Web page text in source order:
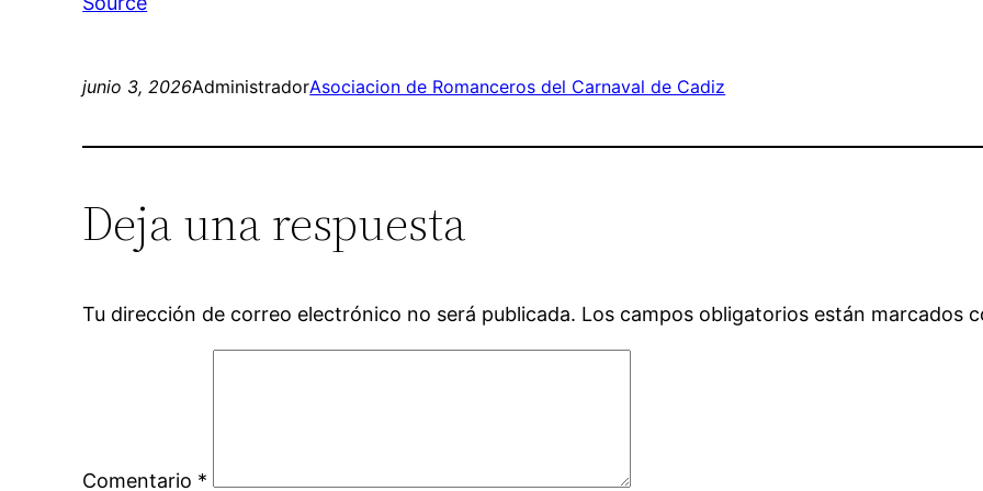
junio 3, 2026AdministradorAsociacion de Romanceros del Carnaval de Cadiz
Deja una respuesta
Tu dirección de correo electrónico no será publicada. Los campos obligatorios están marcados
Comentario *